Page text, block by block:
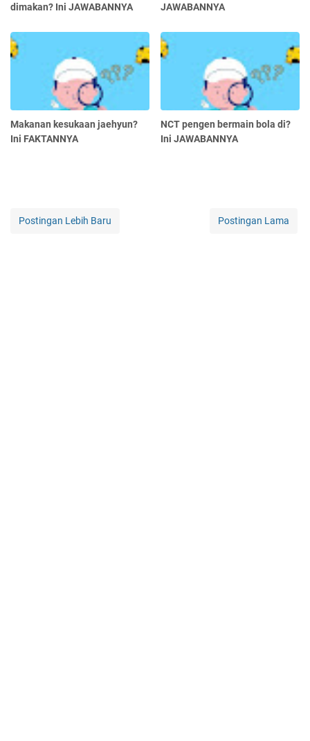
dimakan? Ini JAWABANNYA
JAWABANNYA
Makanan kesukaan jaehyun?
Ini FAKTANNYA
NCT pengen bermain bola di?
Ini JAWABANNYA
Postingan Lebih Baru Postingan Lama